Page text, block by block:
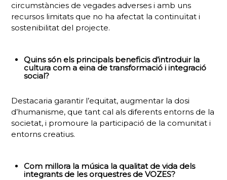
circumstàncies de vegades adverses i amb uns
recursos limitats que no ha afectat la continuïtat i
sostenibilitat del projecte.
Quins són els principals beneficis d’introduir la
cultura com a eina de transformació i integració
social?
Destacaria garantir l’equitat, augmentar la dosi
d’humanisme, que tant cal als diferents entorns de la
societat, i promoure la participació de la comunitat i
entorns creatius.
Com millora la música la qualitat de vida dels
integrants de les orquestres de VOZES?